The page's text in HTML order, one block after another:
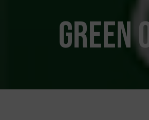
Green